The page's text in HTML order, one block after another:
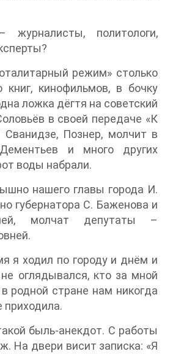
журналисты, политологи,
режим» столько
книг, кинофильмов, в бочку
ложка дёгтя на советский
в своей передаче «К
Сванидзе, Познер, молчит в
и много других
воды набрали.
нашего главы города И.
губернатора С. Баженова и
молчат депутаты –
я ходил по городу и днём и
оглядывался, кто за мной
родной стране нам никогда
приходила.
быль-анекдот. С работы
На двери висит записка: «Я